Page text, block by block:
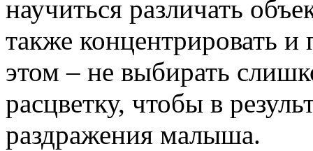
научиться различать
также концентрировать и
этом – не выбирать
расцветку, чтобы в
раздражения малыша.